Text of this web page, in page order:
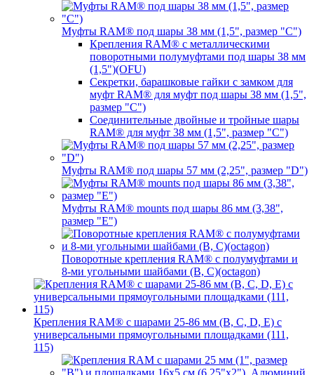
Муфты RAM® под шары 38 мм (1,5", размер "C")
Крепления RAM® с металлическими
поворотными полумуфтами под шары 38 мм
(1,5")(OFU)
Секретки, барашковые гайки с замком для
муфт RAM® для муфт под шары 38 мм (1,5",
размер "C")
Соединительные двойные и тройные шары
RAM® для муфт 38 мм (1,5", размер "C")
Муфты RAM® под шары 57 мм (2,25", размер "D")
Муфты RAM® mounts под шары 86 мм (3,38",
размер "E")
Поворотные крепления RAM® c полумуфтами и
8-ми угольными шайбами (B, C)(octagon)
Крепления RAM® с шарами 25-86 мм (B, C, D, E) с
универсальными прямоугольными площадками (111,
115)